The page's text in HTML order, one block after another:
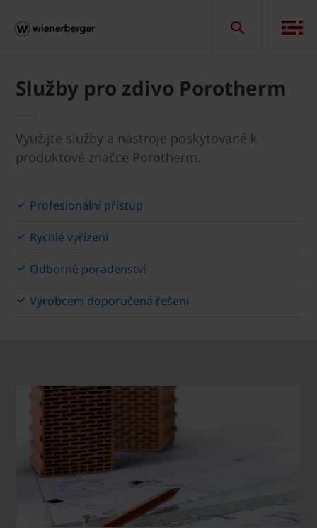
Služby pro zdivo Porotherm
Využijte služby a nástroje poskytované k
produktové značce Porotherm.
Profesionální přístup
Rychlé vyřízení
Odborné poradenství
Výrobcem doporučená řešení